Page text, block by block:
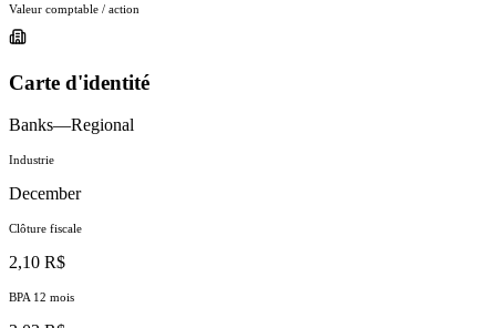
Valeur comptable / action
Carte d'identité
Banks—Regional
Industrie
December
Clôture fiscale
2,10 R$
BPA 12 mois